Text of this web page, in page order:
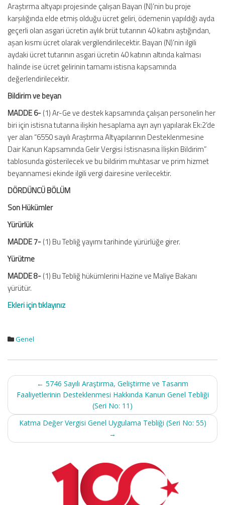
Araştırma altyapı projesinde çalışan Bayan (N)’nin bu proje
karşılığında elde etmiş olduğu ücret geliri, ödemenin yapıldığı ayda
geçerli olan asgari ücretin aylık brüt tutarının 40 katını aştığından,
aşan kısmı ücret olarak vergilendirilecektir. Bayan (N)’nin ilgili
aydaki ücret tutarının asgari ücretin 40 katının altında kalması
halinde ise ücret gelirinin tamamı istisna kapsamında
değerlendirilecektir.
Bildirim ve beyan
MADDE 6-(1) Ar-Ge ve destek kapsamında çalışan personelin her
biri için istisna tutarına ilişkin hesaplama ayrı ayrı yapılarak Ek:2’de
yer alan “6550 sayılı Araştırma Altyapılarının Desteklenmesine
Dair Kanun Kapsamında Gelir Vergisi İstisnasına İlişkin Bildirim”
tablosunda gösterilecek ve bu bildirim muhtasar ve prim hizmet
beyannamesi ekinde ilgili vergi dairesine verilecektir.
DÖRDÜNCÜ BÖLÜM
Son Hükümler
Yürürlük
MADDE 7-(1) Bu Tebliğ yayımı tarihinde yürürlüğe girer.
Yürütme
MADDE 8-(1) Bu Tebliğ hükümlerini Hazine ve Maliye Bakanı
yürütür.
Ekleri için tıklayınız
Genel
Post
navigation
← 5746 Sayılı Araştırma, Geliştirme ve Tasarım
Faaliyetlerinin Desteklenmesi Hakkında Kanun Genel Tebliği
(Seri No: 11)
Katma Değer Vergisi Genel Uygulama Tebliği (Seri No: 55)
→